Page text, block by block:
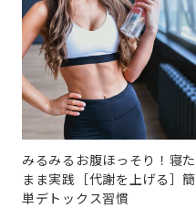
みるみるお腹ほっそり！寝た
まま実践［代謝を上げる］簡
単デトックス習慣